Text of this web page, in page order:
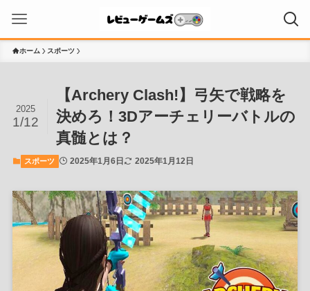
ホーム スポーツ
【Archery Clash!】弓矢で戦略を
決めろ！3Dアーチェリーバトルの
真髄とは？
2025
1/12
スポーツ 2025年1月6日 2025年1月12日